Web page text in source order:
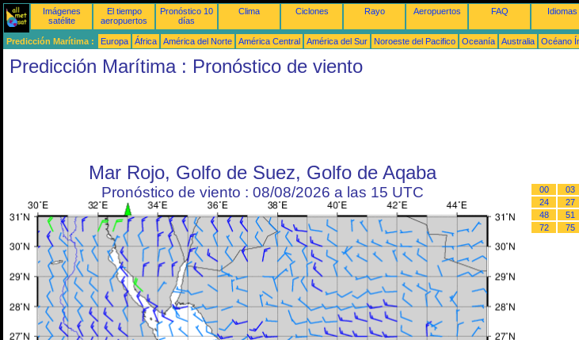
Imágenes
satélite
El tiempo
aeropuertos
Pronóstico 10
días
Clima Ciclones Rayo Aeropuertos FAQ Idiomas
Predicción Marítima : Europa África América del Norte América Central América del Sur Noroeste del Pacifico Oceanía Australia Océano
Predicción Marítima : Pronóstico de viento
Mar Rojo, Golfo de Suez, Golfo de Aqaba
Pronóstico de viento : 08/08/2026 a las 15 UTC 00 03
24
27
48
51
72
75